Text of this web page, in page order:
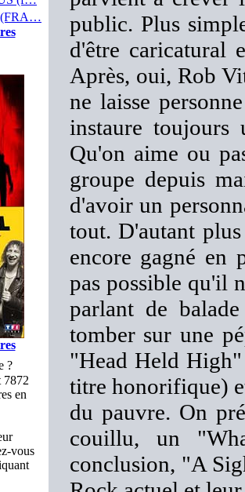
(FRA…
?
7872
en
vous
public. Plus
d'être caricatural
Après, oui, Rob
ne laisse
instaure
Qu'on aime ou
groupe depuis
d'avoir un
tout. D'autant
encore gagné en
pas possible qu'il
parlant de
tomber sur une
"Head Held
titre honorifique)
du pauvre. On
couillu, un
conclusion, "A